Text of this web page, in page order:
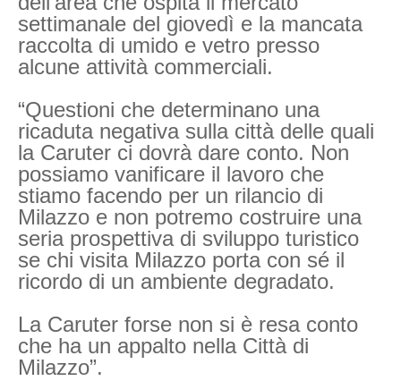
settimanale del giovedì e la mancata
raccolta di umido e vetro presso
alcune attività commerciali.
“Questioni che determinano una
ricaduta negativa sulla città delle quali
la Caruter ci dovrà dare conto. Non
possiamo vanificare il lavoro che
stiamo facendo per un rilancio di
Milazzo e non potremo costruire una
seria prospettiva di sviluppo turistico
se chi visita Milazzo porta con sé il
ricordo di un ambiente degradato.
La Caruter forse non si è resa conto
che ha un appalto nella Città di
Milazzo”.